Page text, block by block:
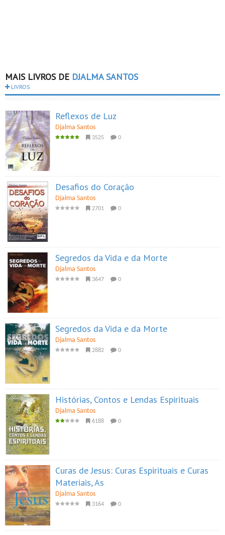
MAIS LIVROS DE DJALMA SANTOS
LIVROS
Reflexos de Luz
Djalma Santos
3525 0
Desafios do Coração
Djalma Santos
2701 0
Segredos da Vida e da Morte
Djalma Santos
3647 0
Segredos da Vida e da Morte
Djalma Santos
2882 0
Histórias, Contos e Lendas Espirituais
Djalma Santos
6188 0
Curas de Jesus: Curas Espirituais e Curas
Materiais, As
Djalma Santos
3164 0